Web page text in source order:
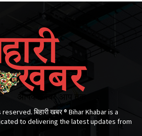
बिहारी खबर ®​ Bihar Khabar is a
to delivering the latest updates from